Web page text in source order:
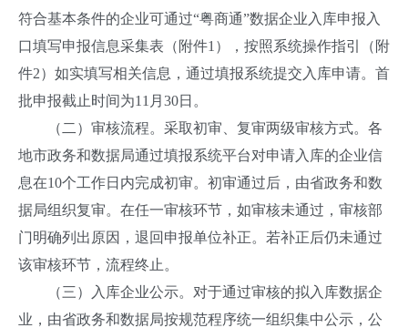
符合基本条件的企业可通过“粤商通”数据企业入库申报入
口填写申报信息采集表（附件1），按照系统操作指引（附
件2）如实填写相关信息，通过填报系统提交入库申请。首
批申报截止时间为11月30日。
（二）审核流程。采取初审、复审两级审核方式。各
地市政务和数据局通过填报系统平台对申请入库的企业信
息在10个工作日内完成初审。初审通过后，由省政务和数
据局组织复审。在任一审核环节，如审核未通过，审核部
门明确列出原因，退回申报单位补正。若补正后仍未通过
该审核环节，流程终止。
（三）入库企业公示。对于通过审核的拟入库数据企
业，由省政务和数据局按规范程序统一组织集中公示，公